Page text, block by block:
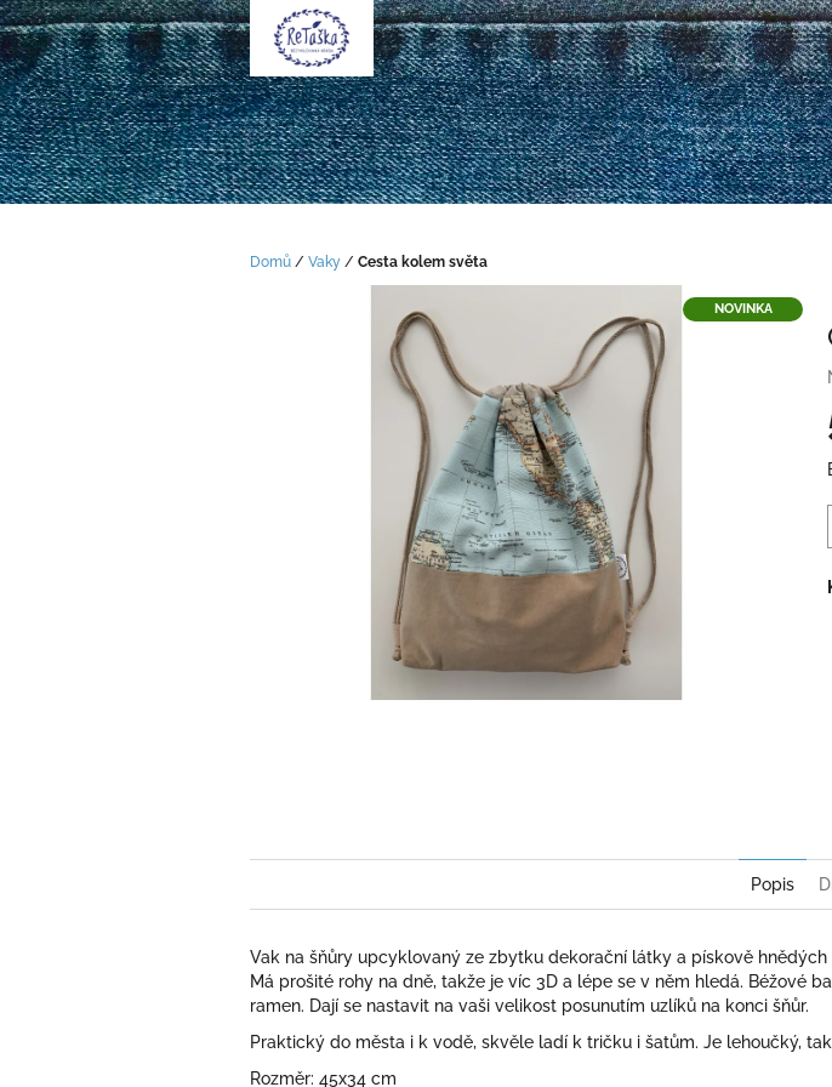
Přejít
na
obsah
Domů / Vaky / Cesta kolem světa
NOVINKA
Popis
Vak na šňůry upcyklovaný ze zbytku dekorační látky a pískově hnědých
Má prošité rohy na dně, takže je víc 3D a lépe se v něm hledá. Béžové
ramen. Dají se nastavit na vaši velikost posunutím uzlíků na konci šňůr.
Praktický do města i k vodě, skvěle ladí k tričku i šatům. Je lehoučký,
Rozměr: 45x34 cm